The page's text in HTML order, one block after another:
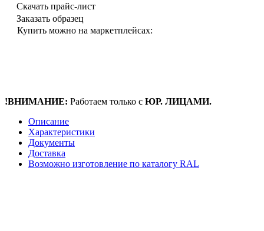
Скачать прайс-лист
Заказать образец
Купить можно на маркетплейсах:
!ВНИМАНИЕ: Работаем только с ЮР. ЛИЦАМИ.
Описание
Характеристики
Документы
Доставка
Возможно изготовление по каталогу RAL